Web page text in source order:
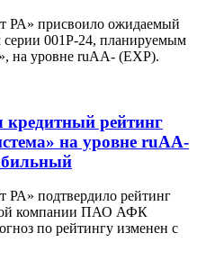
РА» присвоило ожидаемый
001Р-24, планируемым
уровне ruAA- (EXP).
кредитный рейтинг
на уровне ruAA-
РА» подтвердило рейтинг
компании ПАО АФК
по рейтингу изменен с